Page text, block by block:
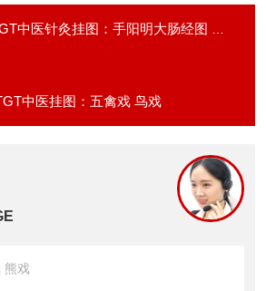
中医针灸挂图：手阳明大肠经图 仿古宣纸画芯
中医挂图：五禽戏 鸟戏